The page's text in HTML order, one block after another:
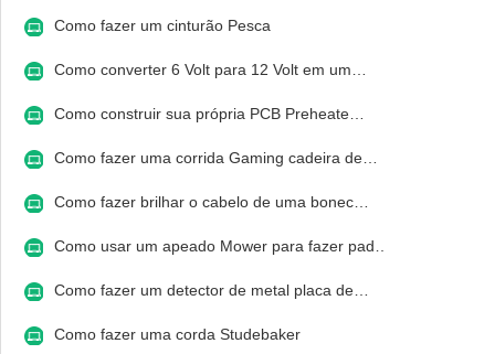
Como fazer um cinturão Pesca
Como converter 6 Volt para 12 Volt em um…
Como construir sua própria PCB Preheate…
Como fazer uma corrida Gaming cadeira de…
Como fazer brilhar o cabelo de uma bonec…
Como usar um apeado Mower para fazer pad…
Como fazer um detector de metal placa de…
Como fazer uma corda Studebaker